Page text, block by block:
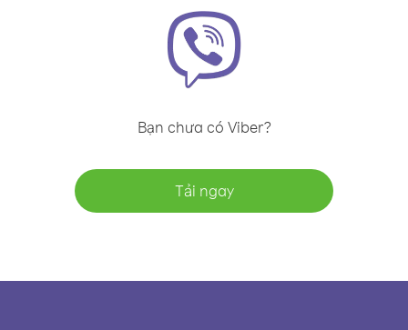
Bạn chưa có Viber?
Tải ngay